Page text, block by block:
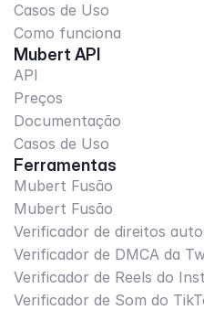
Casos de Uso
Como funciona
Mubert API
API
Preços
Documentação
Casos de Uso
Ferramentas
Mubert Fusão
Mubert Fusão
Verificador de direitos
Verificador de DMCA da
Verificador de Reels do
Verificador de Som do